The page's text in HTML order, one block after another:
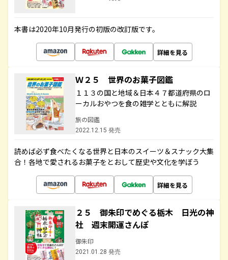
本書は2020年10月発行の初版の改訂版です。
詳細を見る
Ｗ２５ 世界のお菓子図鑑
１１３の国と地域＆日本４７都道府県のロ
ーカルおやつを食の雑学とともに解説
旅の図鑑
2022.12.15 発売
読めば必ず食べたくなる世界と日本のスイーツ＆スナック大集
合！各地で愛されるお菓子をとおして歴史や文化を学ぼう
詳細を見る
２５ 御朱印でめぐる栃木 日光の神
社 週末開運さんぽ
御朱印
2021.01.28 発売